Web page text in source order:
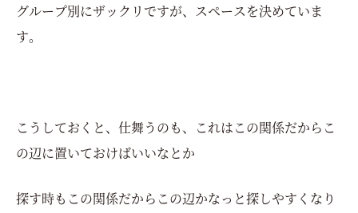
グループ別にザックリですが、スペースを決めていま
す。
こうしておくと、仕舞うのも、これはこの関係だからこ
の辺に置いておけばいいなとか
探す時もこの関係だからこの辺かなっと探しやすくなり